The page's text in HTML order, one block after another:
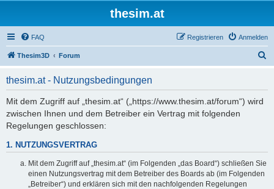
thesim.at
FAQ Anmelden
Registrieren
Thesim3D Forum
thesim.at - Nutzungsbedingungen
Mit dem Zugriff auf „thesim.at“ („https://www.thesim.at/forum“) wird
zwischen Ihnen und dem Betreiber ein Vertrag mit folgenden
Regelungen geschlossen:
1. NUTZUNGSVERTRAG
Mit dem Zugriff auf „thesim.at“ (im Folgenden „das Board“) schließen Sie
einen Nutzungsvertrag mit dem Betreiber des Boards ab (im Folgenden
„Betreiber“) und erklären sich mit den nachfolgenden Regelungen